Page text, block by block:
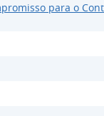
para o